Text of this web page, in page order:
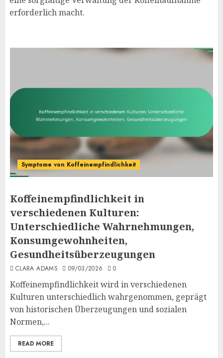
erforderlich macht.
Symptome von Koffeinempfindlichkeit
Koffeinempfindlichkeit in
verschiedenen Kulturen:
Unterschiedliche Wahrnehmungen,
Konsumgewohnheiten,
Gesundheitsüberzeugungen
CLARA ADAMS 09/03/2026 0
Koffeinempfindlichkeit wird in verschiedenen
Kulturen unterschiedlich wahrgenommen, geprägt
von historischen Überzeugungen und sozialen
Normen,...
READ MORE